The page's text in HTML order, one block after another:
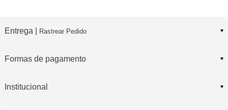
Entrega | Rastrear Pedido
Formas de pagamento
Institucional